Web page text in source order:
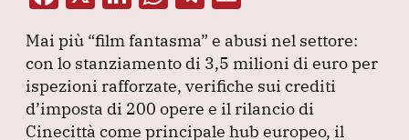
c
e
b
k
e
dI
at
s
A
e
gr
a
ai
l
Mai più “film fantasma” e abusi nel settore:
con lo stanziamento di 3,5 milioni di euro per
ispezioni rafforzate, verifiche sui crediti
d’imposta di 200 opere e il rilancio di
Cinecittà come principale hub europeo, il